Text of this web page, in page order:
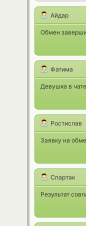
Айдар
Обмен
Фатима
Девушка в
Ростислав
Заявку на
Спартак
Результат